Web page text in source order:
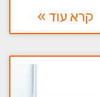
קרא עוד »